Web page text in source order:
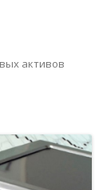
активов